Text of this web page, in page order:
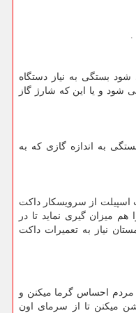
بستگی به نیاز دستگاه
شود و یا این که شارژ گاز
به اندازه گازی که به
از سرویسکار داکت
هم میزان گیری نماید تا در
نیاز به تعمیرات داکت
مردم احساس گرما میکنن و
میکنن تا از سرمای اون